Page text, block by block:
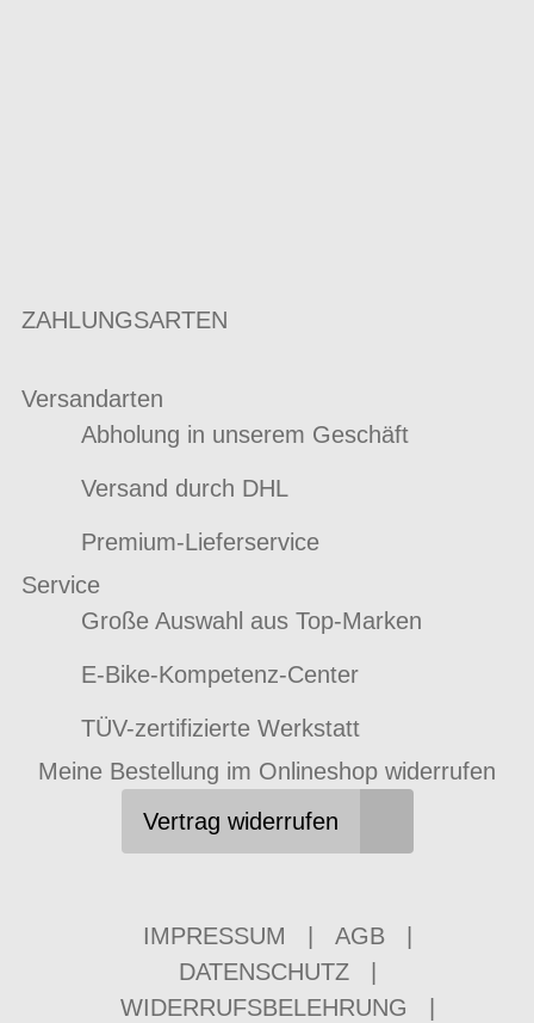
ZAHLUNGSARTEN
Versandarten
Abholung in unserem Geschäft
Versand durch DHL
Premium-Lieferservice
Service
Große Auswahl aus Top-Marken
E-Bike-Kompetenz-Center
TÜV-zertifizierte Werkstatt
Meine Bestellung im Onlineshop widerrufen
Vertrag widerrufen
IMPRESSUM AGB
DATENSCHUTZ
WIDERRUFSBELEHRUNG